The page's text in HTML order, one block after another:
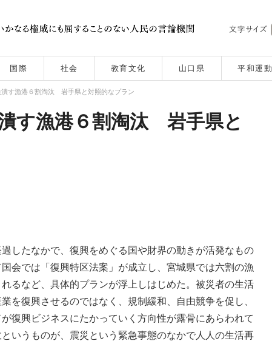
国際 社会 教育文化 山口県 平和運動
す漁港６割淘汰 岩手県と対照的なプラン
す漁港６割淘汰 岩手県と
したなかで、復興をめぐる国や財界の動きが活発なもの
会では「復興特区法案」が成立し、宮城県では六割の漁
るなど、具体的プランが浮上しはじめた。被災者の生活
を復興させるのではなく、規制緩和、自由競争を促し、
復興ビジネスにたかっていく方向性が露骨にあらわれて
いうものが、震災という緊急事態のなかで人人の生活再